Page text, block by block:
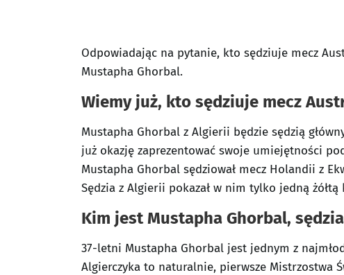
Odpowiadając na pytanie, kto sędziuje mecz
Mustapha Ghorbal.
Wiemy już, kto sędziuje mecz
Mustapha Ghorbal z Algierii będzie sędzią
już okazję zaprezentować swoje umiejętności
Mustapha Ghorbal sędziował mecz Holandii z
Sędzia z Algierii pokazał w nim tylko jedną żółtą
Kim jest Mustapha Ghorbal,
37-letni Mustapha Ghorbal jest jednym z
Algierczyka to naturalnie, pierwsze Mistrzostwa